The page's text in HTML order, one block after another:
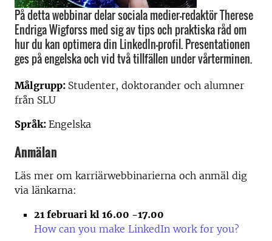
På detta webbinar delar sociala medier-redaktör Therese
Endriga Wigforss med sig av tips och praktiska råd om
hur du kan optimera din LinkedIn-profil. Presentationen
ges på engelska och vid två tillfällen under vårterminen.
Målgrupp: Studenter, doktorander och alumner
från SLU
Språk: Engelska
Anmälan
Läs mer om karriärwebbinarierna och anmäl dig
via länkarna:
21 februari kl 16.00 -17.00
How can you make LinkedIn work for you?